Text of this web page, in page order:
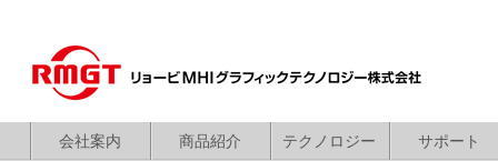
会社案内 商品紹介 テクノロジー サポート